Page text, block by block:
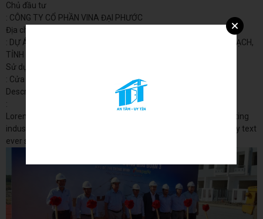
Chủ đầu tư
: CÔNG TY CỔ PHẦN VINA ĐẠI PHƯỚC
Địa chỉ
: DỰ ÁN HOA SEN ĐẠI PHƯỚC, XÃ ĐẠI PHƯỚC, HUYỆN NHƠN TRẠCH,
TỈNH ĐỒNG NAI
Sử dụng
: Cửa Nhựa An Tín
Description
:
Lorem Ipsum is simply dummy text of the printing and typesetting
industry. Lorem Ipsum has been the industry's standard dummy text
ever since the 1500s, when an